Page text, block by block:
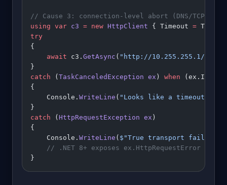
// Cause 3: connection-level abort (DNS/TCP/
using var c3 = new HttpClient { Timeout =
try
{
    await
c3. GetAsync ( "http://10.255.255.1/"
}
catch (TaskCanceledException ex ) when
{
    Console.
WriteLine ( "Looks like a timeout,
}
catch (HttpRequestException ex )
{
    Console.
WriteLine ( $"True transport failure:
// .NET 8+ exposes ex.HttpRequestError =
}